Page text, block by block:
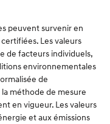
peuvent survenir en
Les valeurs
de facteurs individuels,
environnementales
de
méthode de mesure
en vigueur. Les valeurs
et aux émissions